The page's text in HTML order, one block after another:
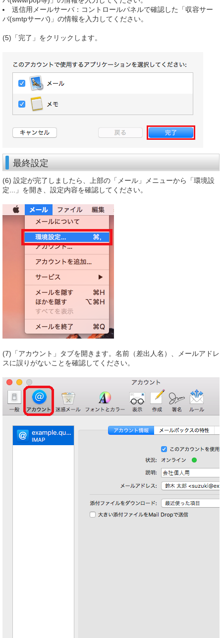
送信用メールサーバ：コントロールパネルで確認した「収容サー
バ(smtpサーバ)」の情報を入力してください。
(5)「完了」をクリックします。
最終設定
(6) 設定が完了しましたら、上部の「メール」メニューから「環境設
定...」を開き、設定内容を確認してください。
(7)「アカウント」タブを開きます。名前（差出人名）、メールアドレ
スに誤りがないことを確認してください。